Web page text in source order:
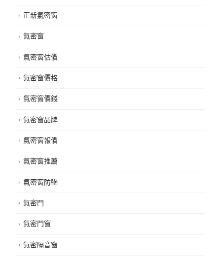
正新氣密窗
氣密窗
氣密窗估價
氣密窗價格
氣密窗價錢
氣密窗品牌
氣密窗報價
氣密窗推薦
氣密窗防墜
氣密門
氣密門窗
氣密隔音窗